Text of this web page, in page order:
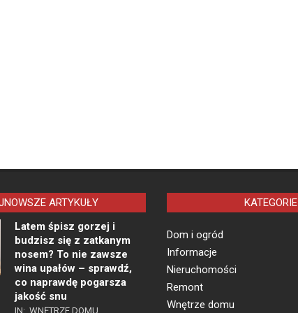
ARTYKUŁY
Latem śpisz gorzej i
budzisz się z zatkanym
nosem? To nie zawsze
wina upałów – sprawdź,
co naprawdę pogarsza
jakość snu
IN: WNĘTRZE DOMU
KATEGORIE
Dom i ogród
Informacje
Nieruchomości
Remont
Wnętrze domu